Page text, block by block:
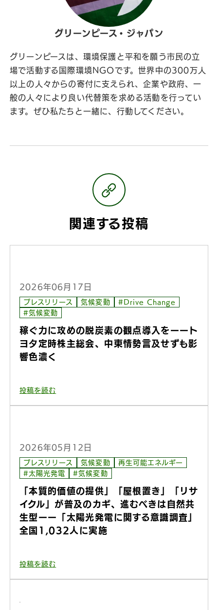
グリーンピース・ジャパン
グリーンピースは、環境保護と平和を願う市民の立
場で活動する国際環境NGOです。世界中の300万人
以上の人々からの寄付に支えられ、企業や政府、一
般の人々により良い代替策を求める活動を行ってい
ます。ぜひ私たちと一緒に、行動してください。
関連する投稿
2026年06月17日
プレスリリース 気候変動
#Drive Change
#気候変動
稼ぐ力に攻めの脱炭素の観点導入をーート
ヨタ定時株主総会、中東情勢言及せずも影
響色濃く
投稿を読む
2026年05月12日
プレスリリース 気候変動
再生可能エネルギー
#太陽光発電
#気候変動
「本質的価値の提供」「屋根置き」「リサ
イクル」が普及のカギ、進むべきは自然共
生型ーー「太陽光発電に関する意識調査」
全国1,032人に実施
投稿を読む